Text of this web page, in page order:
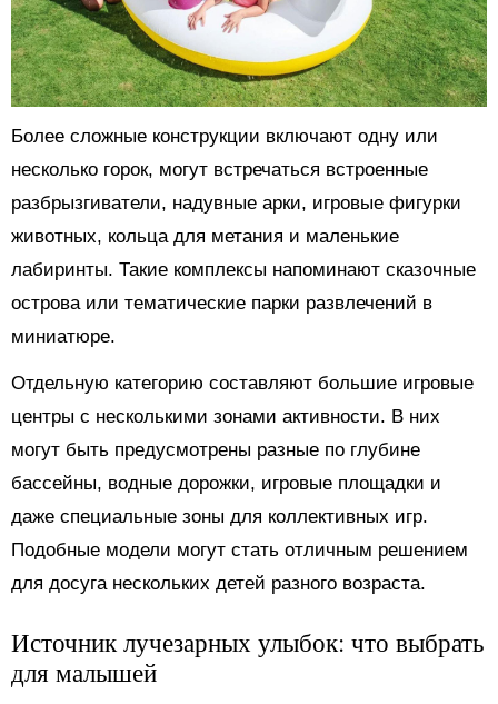
Более сложные конструкции включают одну или
несколько горок, могут встречаться встроенные
разбрызгиватели, надувные арки, игровые фигурки
животных, кольца для метания и маленькие
лабиринты. Такие комплексы напоминают сказочные
острова или тематические парки развлечений в
миниатюре.
Отдельную категорию составляют большие игровые
центры с несколькими зонами активности. В них
могут быть предусмотрены разные по глубине
бассейны, водные дорожки, игровые площадки и
даже специальные зоны для коллективных игр.
Подобные модели могут стать отличным решением
для досуга нескольких детей разного возраста.
Источник лучезарных улыбок: что выбрать
для малышей